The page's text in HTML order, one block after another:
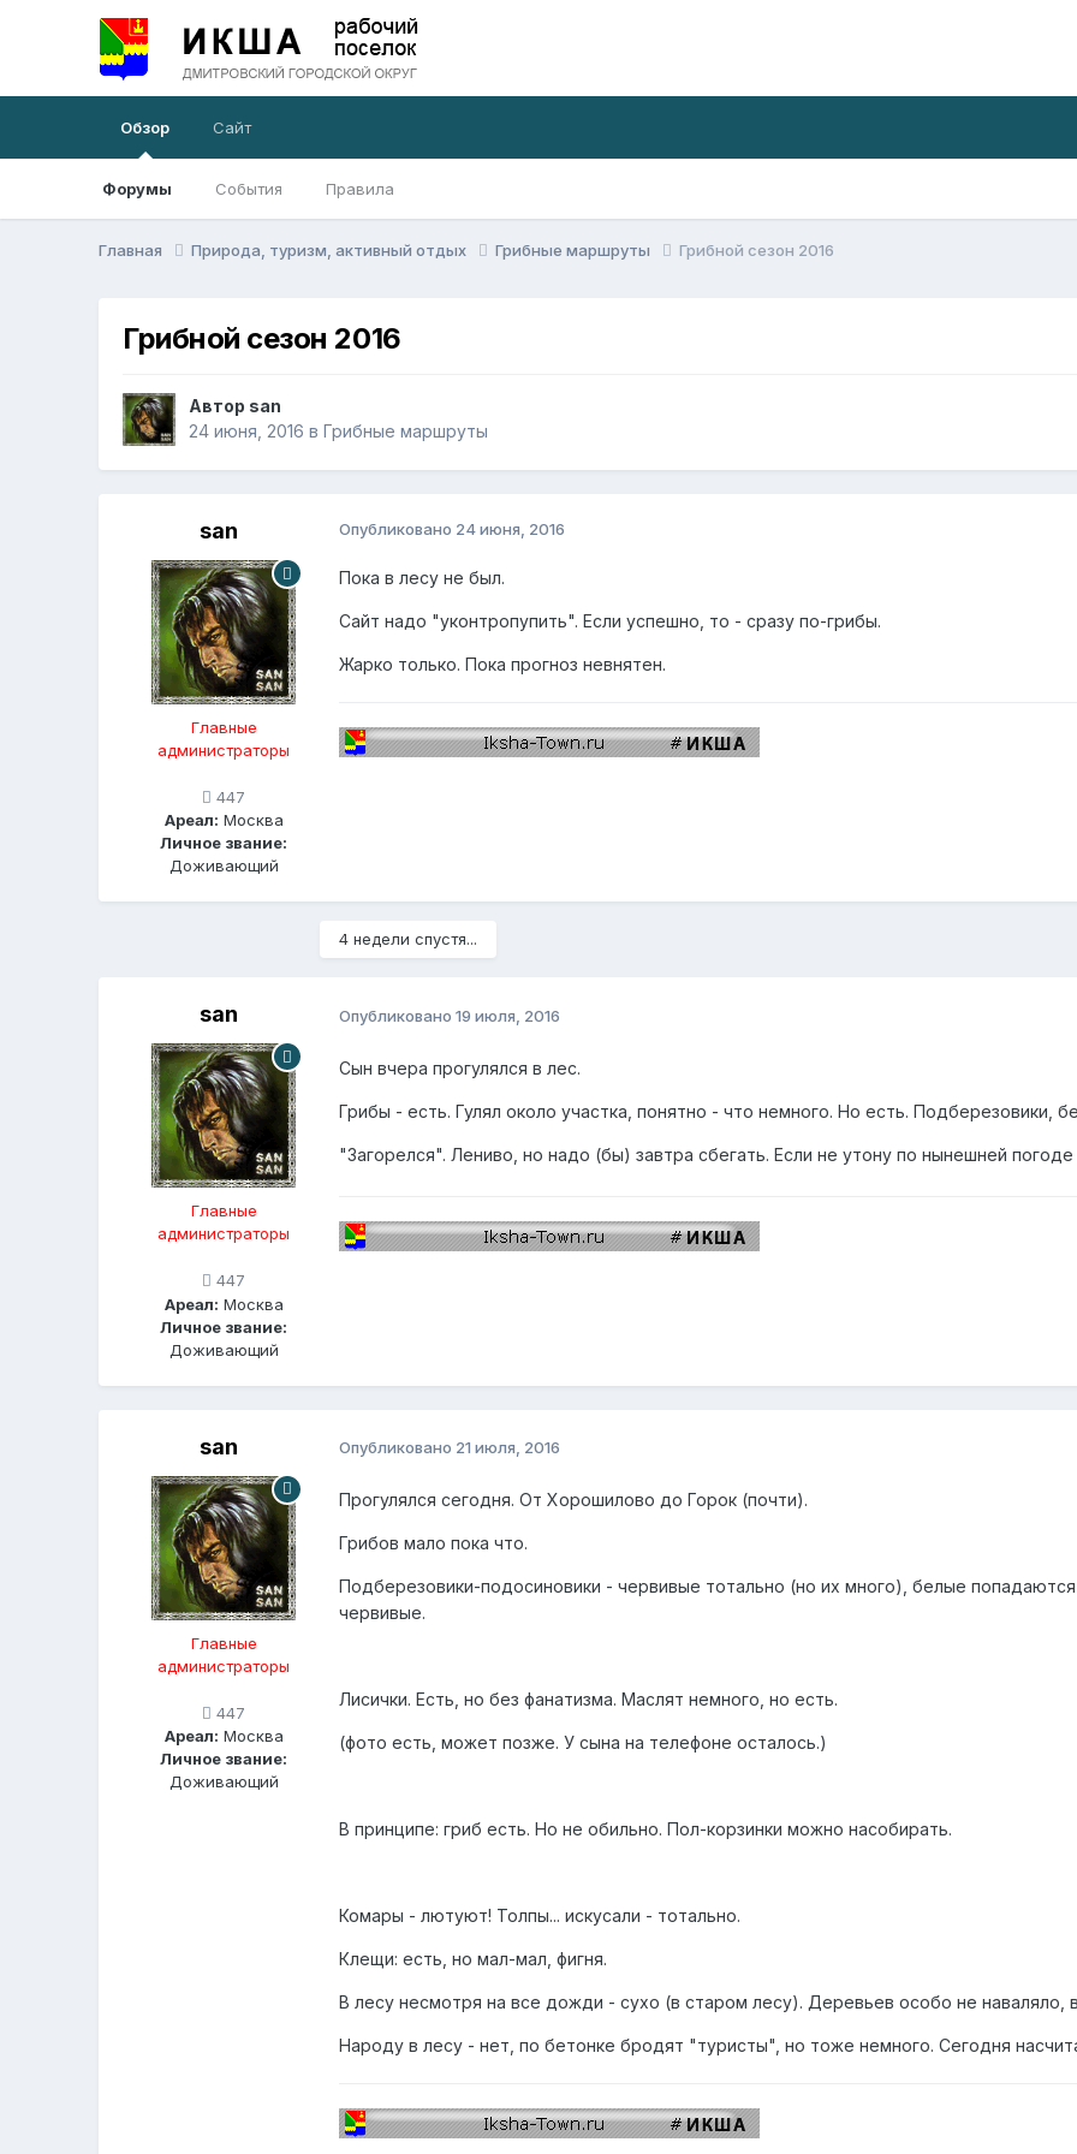
Обзор
Форумы События Правила
Сайт
Главная Природа, туризм, активный отдых Грибные маршруты Грибной сезон 2016
Грибной сезон 2016
Автор san
24 июня, 2016 вГрибные маршруты
san
Главные
администраторы
447
Ареал: Москва
Личное звание:
Доживающий
Опубликовано 24 июня, 2016
Пока в лесу не был.
Сайт надо "уконтропупить". Если успешно, то - сразу по-грибы.
Жарко только. Пока прогноз невнятен.
4 недели спустя...
san
Главные
администраторы
447
Ареал: Москва
Личное звание:
Доживающий
Опубликовано19 июля, 2016
Сын вчера прогулялся в лес.
Грибы - есть. Гулял около участка, понятно - что немного. Но есть. Подберезовики,
"Загорелся". Лениво, но надо (бы) завтра сбегать. Если не утону по нынешней погоде
san
Главные
администраторы
447
Ареал: Москва
Личное звание:
Доживающий
Опубликовано 21 июля, 2016
Прогулялся сегодня. От Хорошилово до Горок (почти).
Грибов мало пока что.
Подберезовики-подосиновики - червивые тотально (но их много), белые
червивые.
Лисички. Есть, но без фанатизма. Маслят немного, но есть.
(фото есть, может позже. У сына на телефоне осталось.)
В принципе: гриб есть. Но не обильно. Пол-корзинки можно насобирать.
Комары - лютуют! Толпы... искусали - тотально.
Клещи: есть, но мал-мал, фигня.
В лесу несмотря на все дожди - сухо (в старом лесу). Деревьев особо не наваляло,
Народу в лесу - нет, по бетонке бродят "туристы", но тоже немного. Сегодня